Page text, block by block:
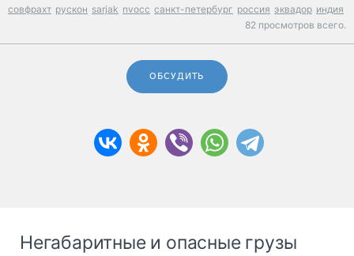
совфрахт рускон sarjak nvocc санкт-петербург россия эквадор индия
82 просмотров всего.
ОБСУДИТЬ
Негабаритные и опасные грузы